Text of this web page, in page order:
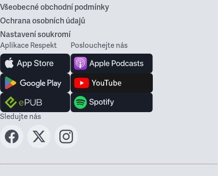
Všeobecné obchodní podmínky
Ochrana osobních údajů
Nastavení soukromí
Aplikace Respekt Poslouchejte nás
Sledujte nás